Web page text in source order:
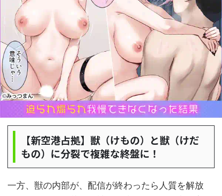
【新空港占拠】獣（けもの）と獣（けだ
もの）に分裂で複雑な終盤に！
一方、獣の内部が、配信が終わったら人質を解放